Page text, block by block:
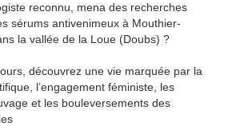
reconnu, mena des recherches
sérums antivenimeux à Mouthier-
la vallée de la Loue (Doubs) ?
découvrez une vie marquée par la
l’engagement féministe, les
et les bouleversements des